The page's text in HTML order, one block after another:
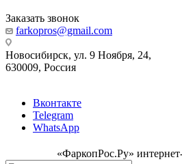
Заказать звонок
farkopros@gmail.com
Новосибирск, ул. 9 Ноября, 24,
630009, Россия
Вконтакте
Telegram
WhatsApp
«ФаркопРос.Ру»